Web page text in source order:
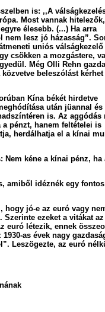
is: ,,A
Most vannak
élesebb. (...) Ha arra
nem lesz jó házasság”.
uniós válságkezelő
csökken a mozgástere,
Még Olli Rehn
beleszólást kérhet
Kína békét hirdetve
után jüannal és
is. Az aggódás
pénzt, hanem feltételei is
herdálhatja el a kínai
kéne a kínai pénz, ha
amiből idéznék egy
jó-e az euró vagy
ezeket a vitákat
euró létezik, ennek
as évek nagy
Leszögezte, az euró